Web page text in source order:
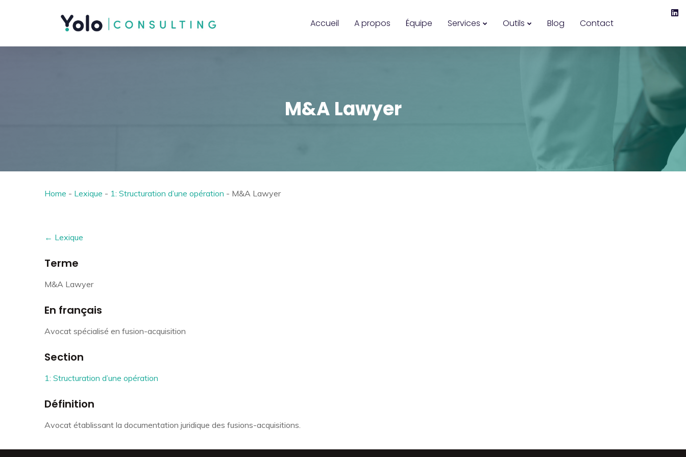
Accueil A propos Équipe Services Outils Blog Contact
M&A Lawyer
Home - Lexique - 1: Structuration d’une opération - M&A Lawyer
← Lexique
Terme
M&A Lawyer
En français
Avocat spécialisé en fusion-acquisition
Section
1: Structuration d’une opération
Définition
Avocat établissant la documentation juridique des fusions-acquisitions.